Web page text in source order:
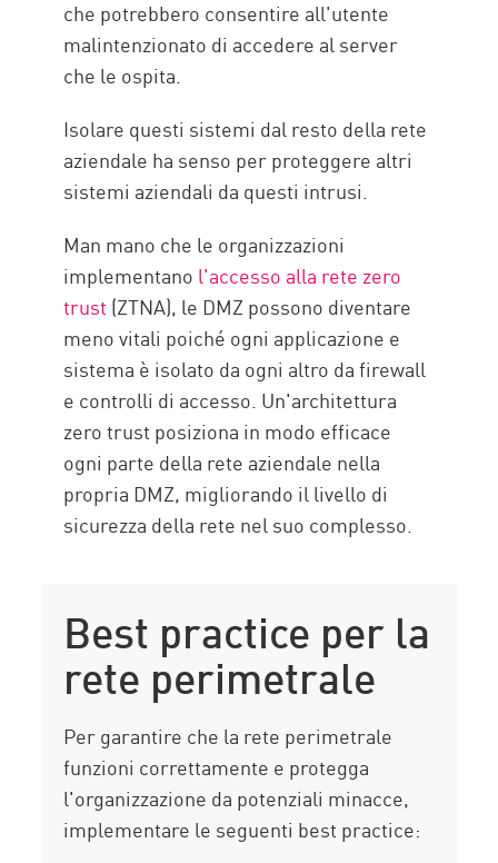
che potrebbero consentire all'utente
malintenzionato di accedere al server
che le ospita.
Isolare questi sistemi dal resto della rete
aziendale ha senso per proteggere altri
sistemi aziendali da questi intrusi.
Man mano che le organizzazioni
implementano l'accesso alla rete zero
trust (ZTNA), le DMZ possono diventare
meno vitali poiché ogni applicazione e
sistema è isolato da ogni altro da firewall
e controlli di accesso. Un'architettura
zero trust posiziona in modo efficace
ogni parte della rete aziendale nella
propria DMZ, migliorando il livello di
sicurezza della rete nel suo complesso.
Best practice per la
rete perimetrale
Per garantire che la rete perimetrale
funzioni correttamente e protegga
l'organizzazione da potenziali minacce,
implementare le seguenti best practice: